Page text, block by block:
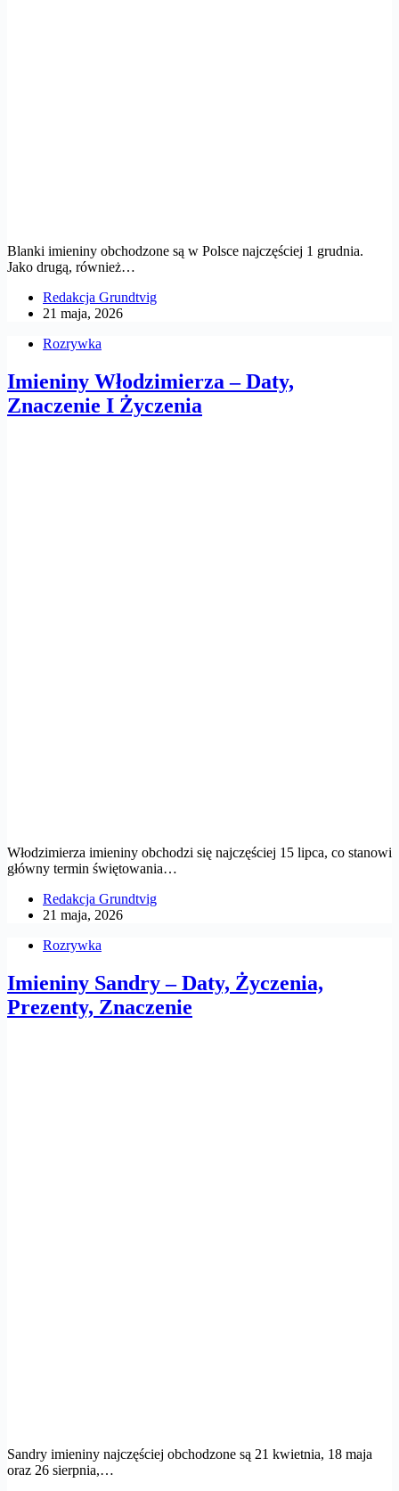
Blanki imieniny obchodzone są w Polsce najczęściej 1 grudnia.
Jako drugą, również…
Redakcja Grundtvig
21 maja, 2026
Rozrywka
Imieniny Włodzimierza – Daty,
Znaczenie I Życzenia
Włodzimierza imieniny obchodzi się najczęściej 15 lipca, co stanowi
główny termin świętowania…
Redakcja Grundtvig
21 maja, 2026
Rozrywka
Imieniny Sandry – Daty, Życzenia,
Prezenty, Znaczenie
Sandry imieniny najczęściej obchodzone są 21 kwietnia, 18 maja
oraz 26 sierpnia,…